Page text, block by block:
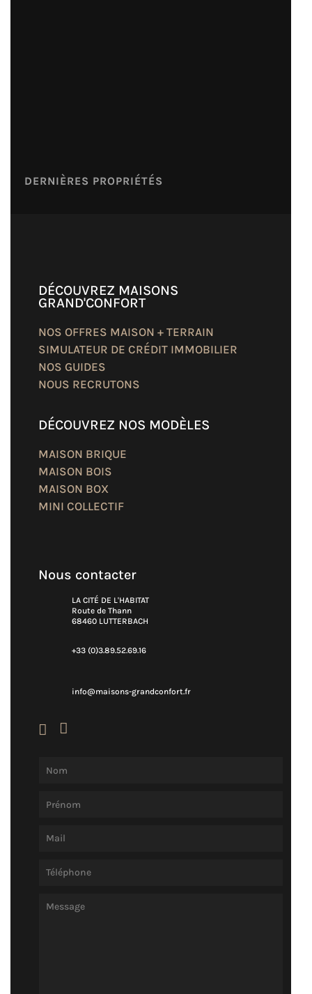
DERNIÈRES PROPRIÉTÉS
DÉCOUVREZ MAISONS
GRAND'CONFORT
NOS OFFRES MAISON + TERRAIN
SIMULATEUR DE CRÉDIT IMMOBILIER
NOS GUIDES
NOUS RECRUTONS
DÉCOUVREZ NOS MODÈLES
MAISON BRIQUE
MAISON BOIS
MAISON BOX
MINI COLLECTIF
Nous contacter
LA CITÉ DE L'HABITAT
Route de Thann
68460 LUTTERBACH
+33 (0)3.89.52.69.16
info@maisons-grandconfort.fr
 